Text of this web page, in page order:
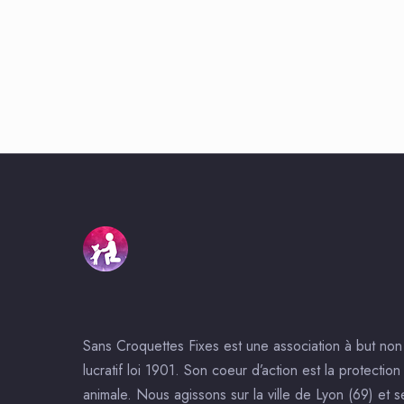
Sans Croquettes Fixes est une association à but non
lucratif loi 1901. Son coeur d’action est la protection
animale. Nous agissons sur la ville de Lyon (69) et